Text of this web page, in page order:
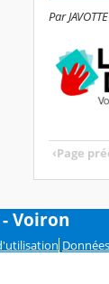
Par
‹Page
Voiron